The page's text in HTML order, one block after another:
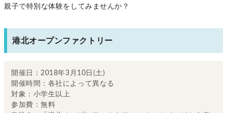
親子で特別な体験をしてみませんか？
港北オープンファクトリー
開催日：2018年3月10日(土)
開催時間：各社によって異なる
対象：小学生以上
参加費：無料